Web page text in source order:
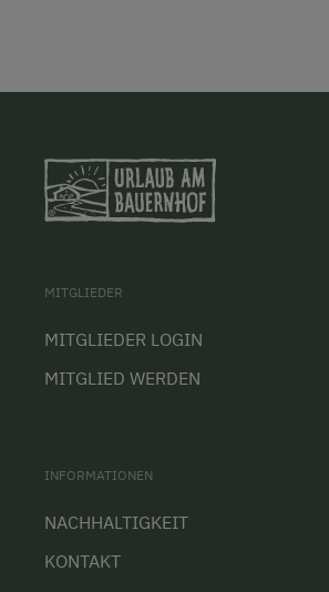
MITGLIEDER
MITGLIEDER LOGIN
MITGLIED WERDEN
INFORMATIONEN
NACHHALTIGKEIT
KONTAKT